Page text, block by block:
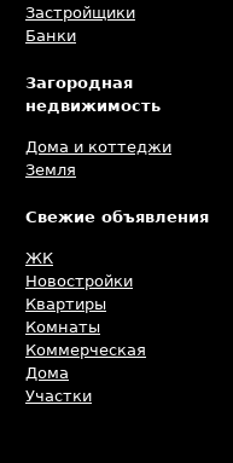
Застройщики
Банки
Загородная
недвижимость
Дома и коттеджи
Земля
Свежие объявления
ЖК
Новостройки
Квартиры
Комнаты
Коммерческая
Дома
Участки